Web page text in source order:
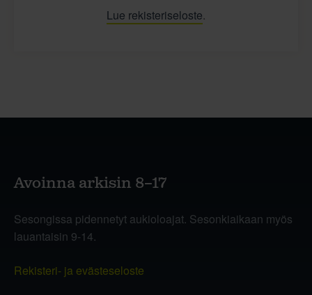
Lue rekisteriseloste.
Avoinna arkisin 8–17
Sesongissa pidennetyt aukioloajat. Sesonkiaikaan myös
lauantaisin 9-14.
Rekisteri- ja evästeseloste